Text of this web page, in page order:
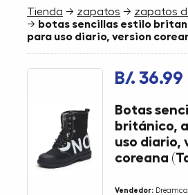
Tienda → zapatos → zapatos
→ botas sencillas estilo
para uso diario, version
B/. 36.99
Botas
británico,
uso diario,
coreana
Vendedor: